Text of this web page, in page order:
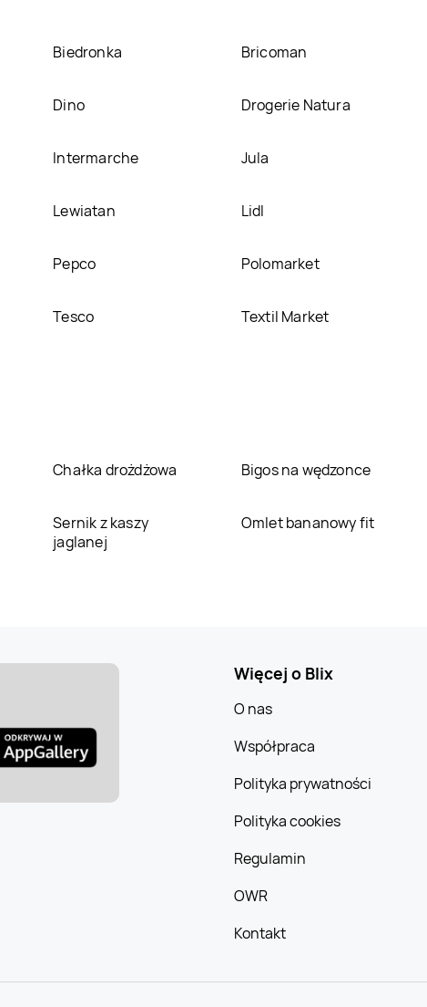
Biedronka Bricoman
Dino Drogerie Natura
Intermarche Jula
Lewiatan Lidl
Pepco Polomarket
Tesco Textil Market
Chałka drożdżowa Bigos na wędzonce
Sernik z kaszy
jaglanej
Omlet bananowy fit
Więcej o Blix
O nas
Współpraca
Polityka prywatności
Polityka cookies
Regulamin
OWR
Kontakt